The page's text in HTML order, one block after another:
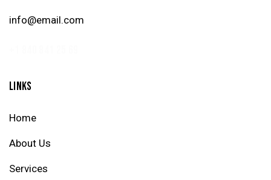
info@email.com
LINKS
Home
About Us
Services